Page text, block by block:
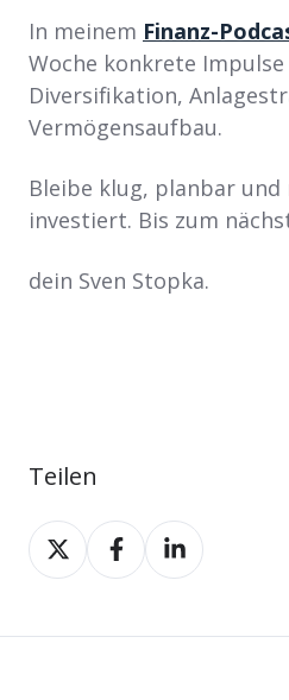
In meinem Finanz-
Woche konkrete
Diversifikation,
Vermögensaufbau.
Bleibe klug, planbar
investiert. Bis zum
dein Sven Stopka.
Teilen
Teilen
auf
Teilen
auf
Teilen
auf